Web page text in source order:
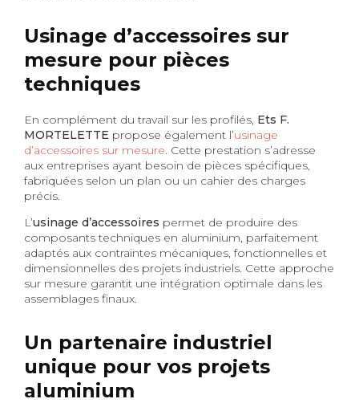
Usinage d’accessoires sur
mesure pour pièces
techniques
En complément du travail sur les profilés, Ets F.
MORTELETTE propose également l’usinage
d’accessoires sur mesure. Cette prestation s’adresse
aux entreprises ayant besoin de pièces spécifiques,
fabriquées selon un plan ou un cahier des charges
précis.
L’usinage d’accessoires permet de produire des
composants techniques en aluminium, parfaitement
adaptés aux contraintes mécaniques, fonctionnelles et
dimensionnelles des projets industriels. Cette approche
sur mesure garantit une intégration optimale dans les
assemblages finaux.
Un partenaire industriel
unique pour vos projets
aluminium